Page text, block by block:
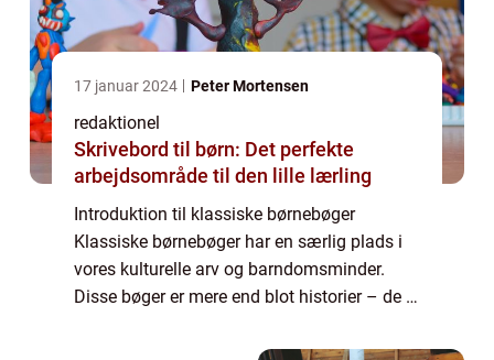
17 januar 2024 Peter Mortensen
redaktionel
Skrivebord til børn: Det perfekte
arbejdsområde til den lille lærling
Introduktion til klassiske børnebøger
Klassiske børnebøger har en særlig plads i
vores kulturelle arv og barndomsminder.
Disse bøger er mere end blot historier – de er
for generationer af børn og vo...